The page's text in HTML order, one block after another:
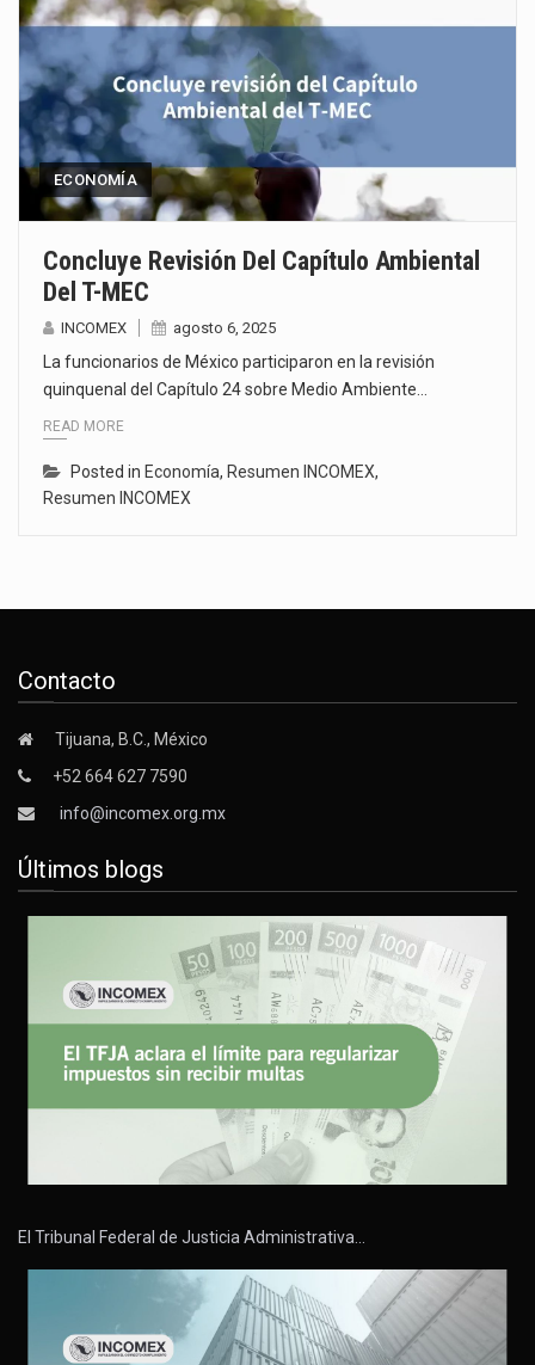
ECONOMÍA
Concluye Revisión Del Capítulo Ambiental
Del T-MEC
INCOMEX agosto 6, 2025
La funcionarios de México participaron en la revisión
quinquenal del Capítulo 24 sobre Medio Ambiente…
READ MORE
Posted in Economía, Resumen INCOMEX,
Resumen INCOMEX
Contacto
Tijuana, B.C., México
+52 664 627 7590
info@incomex.org.mx
Últimos blogs
El Tribunal Federal de Justicia Administrativa…